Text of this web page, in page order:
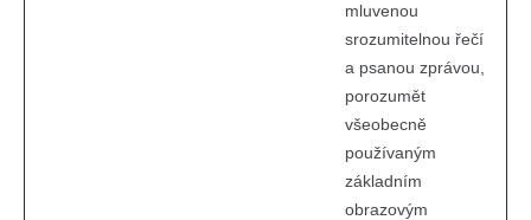
mluvenou
srozumitelnou řečí
a psanou zprávou,
porozumět
všeobecně
používaným
základním
obrazovým